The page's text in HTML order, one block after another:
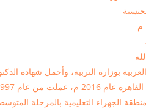
بوزارة التربية، وأحمل شهادة
الجهراء التعليمية بالمرحلة